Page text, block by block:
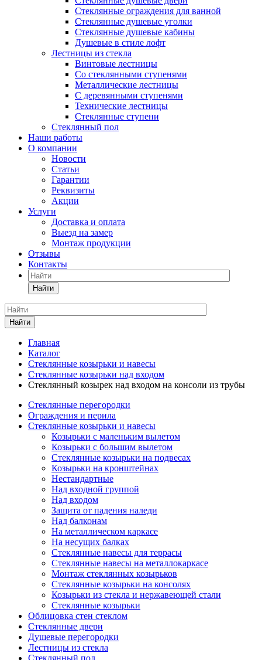
Стеклянные ограждения для ванной
Стеклянные душевые уголки
Стеклянные душевые кабины
Душевые в стиле лофт
Лестницы из стекла
Винтовые лестницы
Со стеклянными ступенями
Металлические лестницы
С деревянными ступенями
Технические лестницы
Стеклянные ступени
Стеклянный пол
Наши работы
О компании
Новости
Статьи
Гарантии
Реквизиты
Акции
Услуги
Доставка и оплата
Выезд на замер
Монтаж продукции
Отзывы
Контакты
Найти
Найти
Главная
Каталог
Стеклянные козырьки и навесы
Стеклянные козырьки над входом
Стеклянный козырек над входом на консоли из трубы
Cтеклянные перегородки
Ограждения и перила
Стеклянные козырьки и навесы
Козырьки с маленьким вылетом
Козырьки с большим вылетом
Стеклянные козырьки на подвесах
Козырьки на кронштейнах
Нестандартные
Над входной группой
Над входом
Защита от падения наледи
Над балконам
На металлическом каркасе
На несущих балках
Стеклянные навесы для террасы
Стеклянные навесы на металлокаркасе
Монтаж стеклянных козырьков
Стеклянные козырьки на консолях
Козырьки из стекла и нержавеющей стали
Стеклянные козырьки
Облицовка стен стеклом
Стеклянные двери
Душевые перегородки
Лестницы из стекла
Стеклянный пол